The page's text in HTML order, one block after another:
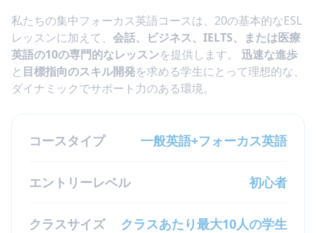
私たちの集中フォーカス英語コースは、20の基本的なESL
レッスンに加えて、 会話、ビジネス、IELTS、または医療
英語の10の専門的なレッスンを提供します。 迅速な進歩
と 目標指向のスキル開発を求める学生にとって理想的な、
ダイナミックでサポート力のある環境。
コースタイプ 一般英語+フォーカス英語
エントリーレベル 初心者
クラスサイズ クラスあたり最大10人の学生